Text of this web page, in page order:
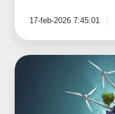
17-feb-2026 7:45:01
Flinke
stap